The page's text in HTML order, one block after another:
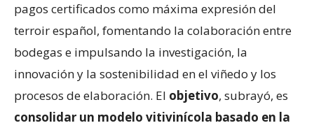
pagos certificados como máxima expresión del
terroir español, fomentando la colaboración entre
bodegas e impulsando la investigación, la
innovación y la sostenibilidad en el viñedo y los
procesos de elaboración. El objetivo, subrayó, es
consolidar un modelo vitivinícola basado en la